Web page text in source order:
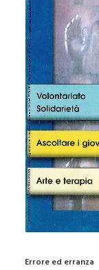
Errore ed erranza